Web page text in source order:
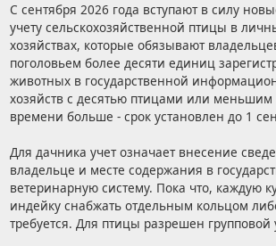
С сентября 2026 года вступают в силу
учету сельскохозяйственной птицы в
хозяйствах, которые обязывают
поголовьем более десяти единиц
животных в государственной
хозяйств с десятью птицами или меньшим
времени больше - срок установлен до 1
Для дачника учет означает внесение
владельце и месте содержания в
ветеринарную систему. Пока что, каждую
индейку снабжать отдельным кольцом
требуется. Для птицы разрешен групповой